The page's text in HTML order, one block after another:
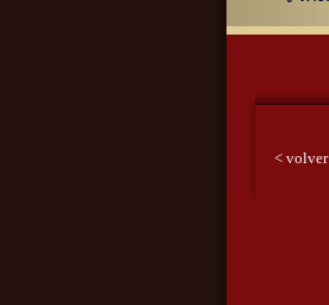
< volver